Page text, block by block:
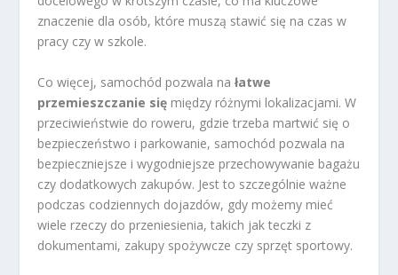
znaczenie dla osób, które muszą stawić się na czas w
pracy czy w szkole.
Co więcej, samochód pozwala nałatwe
przemieszczanie się między różnymi lokalizacjami. W
przeciwieństwie do roweru, gdzie trzeba martwić się o
bezpieczeństwo i parkowanie, samochód pozwala na
bezpieczniejsze i wygodniejsze przechowywanie bagażu
czy dodatkowych zakupów. Jest to szczególnie ważne
podczas codziennych dojazdów, gdy możemy mieć
wiele rzeczy do przeniesienia, takich jak teczki z
dokumentami, zakupy spożywcze czy sprzęt sportowy.